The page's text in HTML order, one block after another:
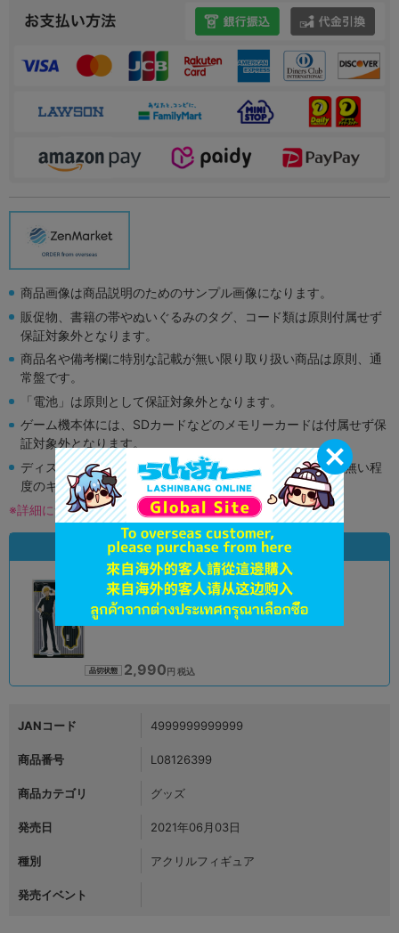
商品画像は商品説明のためのサンプル画像になります。
販促物、書籍の帯やぬいぐるみのタグ、コード類は原則付属せず
保証対象外となります。
商品名や備考欄に特別な記載が無い限り取り扱い商品は原則、通
常盤です。
「電池」は原則として保証対象外となります。
ゲーム機本体には、SDカードなどのメモリーカードは付属せず保
証対象外となります。
ディスク類の読み取り面のキズに関しまして再生に支障が無い程
度のキズがある場合がございます。
※詳細につきましてはコチラ
状態違いの同一商品
状態 :A
オンライン
品切状態 2,990円 税込
JANコード 4999999999999
商品番号 L08126399
商品カテゴリ グッズ
発売日 2021年06月03日
種別 アクリルフィギュア
発売イベント